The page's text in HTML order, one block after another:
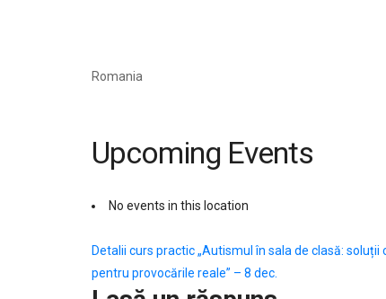
Romania
Upcoming Events
No events in this location
Navigare
în
Detalii curs practic „Autismul în sala de clasă: soluții
pentru provocările reale” – 8 dec.